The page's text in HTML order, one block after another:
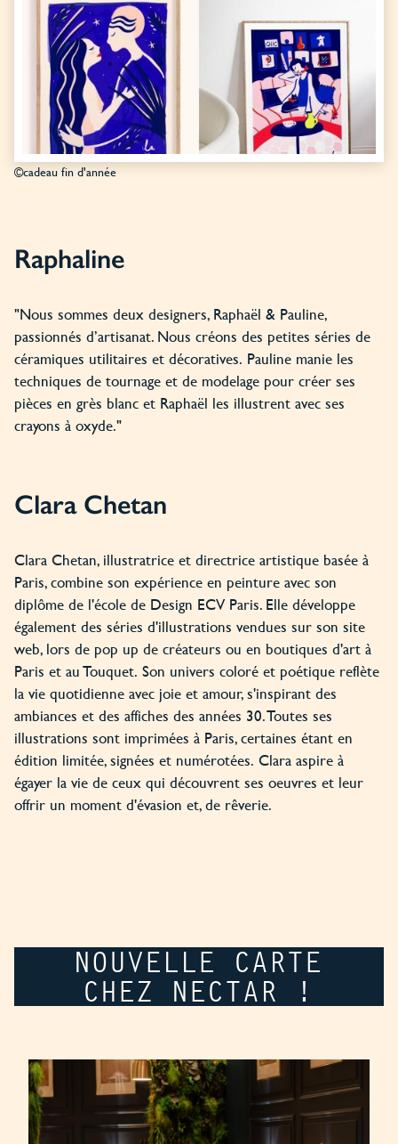
©cadeau fin d'année
Raphaline
"Nous sommes deux designers, Raphaël & Pauline,
passionnés d’artisanat. Nous créons des petites séries de
céramiques utilitaires et décoratives. Pauline manie les
techniques de tournage et de modelage pour créer ses
pièces en grès blanc et Raphaël les illustrent avec ses
crayons à oxyde."
Clara Chetan
Clara Chetan, illustratrice et directrice artistique basée à
Paris, combine son expérience en peinture avec son
diplôme de l'école de Design ECV Paris. Elle développe
également des séries d'illustrations vendues sur son site
web, lors de pop up de créateurs ou en boutiques d'art à
Paris et au Touquet. Son univers coloré et poétique reflète
la vie quotidienne avec joie et amour, s'inspirant des
ambiances et des affiches des années 30. Toutes ses
illustrations sont imprimées à Paris, certaines étant en
édition limitée, signées et numérotées. Clara aspire à
égayer la vie de ceux qui découvrent ses oeuvres et leur
offrir un moment d'évasion et, de rêverie.
NOUVELLE CARTE
CHEZ NECTAR !